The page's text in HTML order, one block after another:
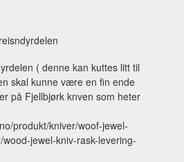
( denne kan kuttes litt til
skal kunne være en fin ende
på Fjellbjørk knven som heter
produkt/kniver/woof-jewel-
jewel-kniv-rask-levering-